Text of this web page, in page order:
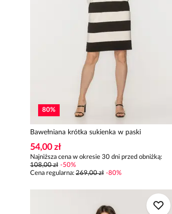
80%
Bawełniana krótka sukienka w paski
54,00 zł
Najniższa cena w okresie 30 dni przed obniżką:
108,00 zł -50%
Cena regularna: 269,00 zł -80%